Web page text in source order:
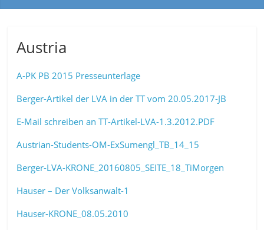
Austria
A-PK PB 2015 Presseunterlage
Berger-Artikel der LVA in der TT vom 20.05.2017-JB
E-Mail schreiben an TT-Artikel-LVA-1.3.2012.PDF
Austrian-Students-OM-ExSumengl_TB_14_15
Berger-LVA-KRONE_20160805_SEITE_18_TiMorgen
Hauser – Der Volksanwalt-1
Hauser-KRONE_08.05.2010